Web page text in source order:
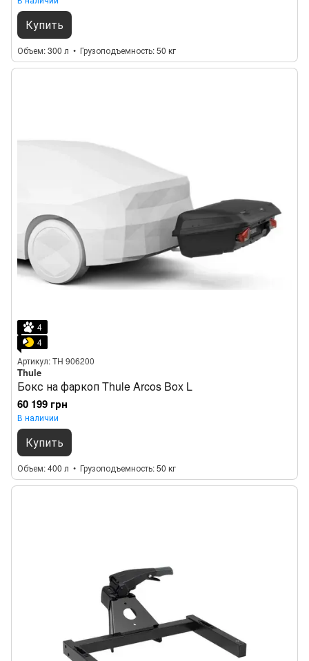
Купить
Объем 300 л Грузоподъемность 50 кг
4
4
Артикул: TH 906200
Thule
Бокс на фаркоп Thule Arcos Box L
60 199 грн
В наличии
Купить
Объем 400 л Грузоподъемность 50 кг